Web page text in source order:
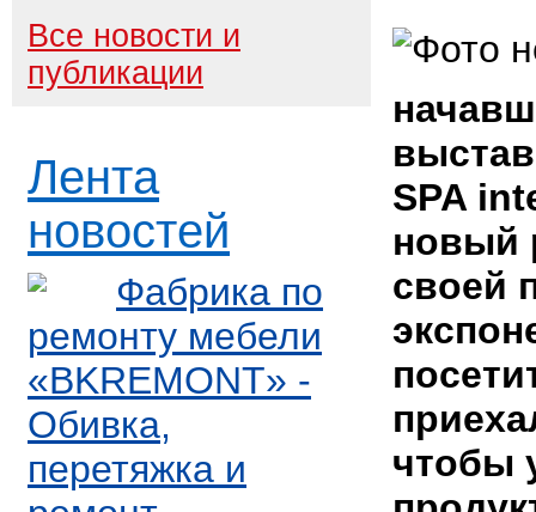
Все новости и
публикации
Лента
новостей
Фабрика по
ремонту мебели
«BKREMONT» -
Обивка,
перетяжка и
SPA
новый
своей
чтобы